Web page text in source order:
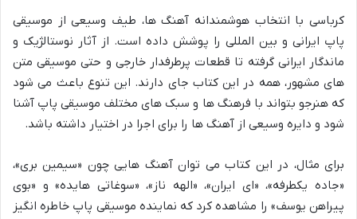
کرباسی با انتخاب هوشمندانه آهنگ ها، طیف وسیعی از موسیقی
پاپ ایرانی و بین المللی را پوشش داده است. از آثار نوستالژیک و
ماندگار ایرانی گرفته تا قطعات پرطرفدار خارجی و حتی موسیقی متن
های مشهور، همه در این کتاب جای دارند. این تنوع باعث می شود
که هنرجو بتواند با فرهنگ ها و سبک های مختلف موسیقی پاپ آشنا
شود و دایره وسیعی از آهنگ ها را برای اجرا در اختیار داشته باشد.
برای مثال، در این کتاب می توان آهنگ هایی چون «سیمین بری»،
«جاده یکطرفه»، «ای ایران»، «الهه ناز»، «سوغاتی هایده» و «بوی
پیراهن یوسف» را مشاهده کرد که نماینده موسیقی پاپ خاطره انگیز